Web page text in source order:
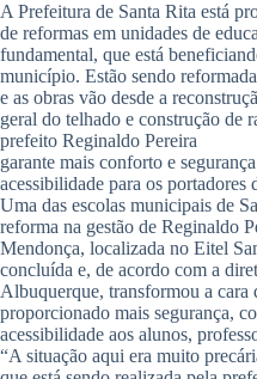
A Prefeitura de Santa Rita está
de reformas em unidades de
fundamental, que está
município. Estão sendo
e as obras vão desde a
geral do telhado e construção de
prefeito Reginaldo Pereira
garante mais conforto e
acessibilidade para os portadores
Uma das escolas municipais de
reforma na gestão de Reginaldo
Mendonça, localizada no Eitel
concluída e, de acordo com a
Albuquerque, transformou a cara
proporcionado mais segurança,
acessibilidade aos alunos,
“A situação aqui era muito